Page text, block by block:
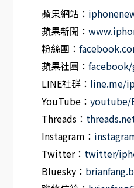
蘋果網站：
蘋果新聞：
粉絲團：
蘋果社團：
LINE社群： line.me/
YouTube：youtube/
Threads：
Instagram：
Twitter： twitter/
Bluesky：